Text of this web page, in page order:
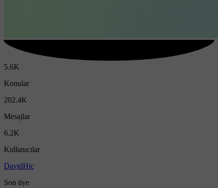
5.6K
Konular
202.4K
Mesajlar
6.2K
Kullanıcılar
DavidHic
Son üye